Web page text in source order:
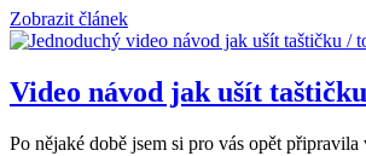
Zobrazit článek
Video návod jak ušít
Po nějaké době jsem si pro vás opět